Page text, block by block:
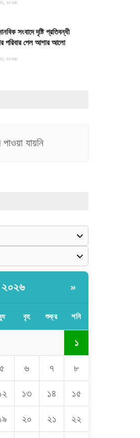
২০২৬
সংবাদে দৃষ্টি প্রতিবন্ধী
পরিবার পেল আশার আলো
২০২৬
যায়নি
২০২৬ »
বৃহ শুক্র শনি
১
৫ ৬ ৭ ৮
১৩ ১৪ ১৫
২০ ২১ ২২